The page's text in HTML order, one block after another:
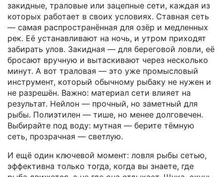
закидные, траловые или зацепные сети, каждая из
которых работает в своих условиях. Ставная сеть
— самая распространённая для озёр и медленных
рек. Её устанавливают на ночь, и утром приходят
забирать улов. Закидная — для береговой ловли, её
бросают вручную и вытаскивают через несколько
минут. А вот траловая — это уже промысловый
инструмент, который обычному рыбаку не нужен и
не разрешён. Важно: материал сети влияет на
результат. Нейлон — прочный, но заметный для
рыбы. Полиэтилен — тише, но менее долговечен.
Выбирайте под воду: мутная — берите тёмную
сеть, прозрачная — светлую.
И ещё один ключевой момент: ловля рыбы сетью,
эффективна только тогда, когда вы знаете, где